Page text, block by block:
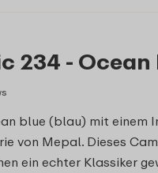
234 - Ocean
blue (blau) mit einem
von Mepal. Dieses
ein echter Klassiker